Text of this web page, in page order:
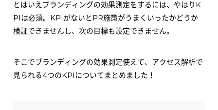
とはいえブランディングの効果測定をするには、やはりK
PIは必須。KPIがないとPR施策がうまくいったかどうか
検証できませんし、次の目標も設定できません。
そこでブランディングの効果測定使えて、アクセス解析で
見られる4つのKPIについてまとめました！